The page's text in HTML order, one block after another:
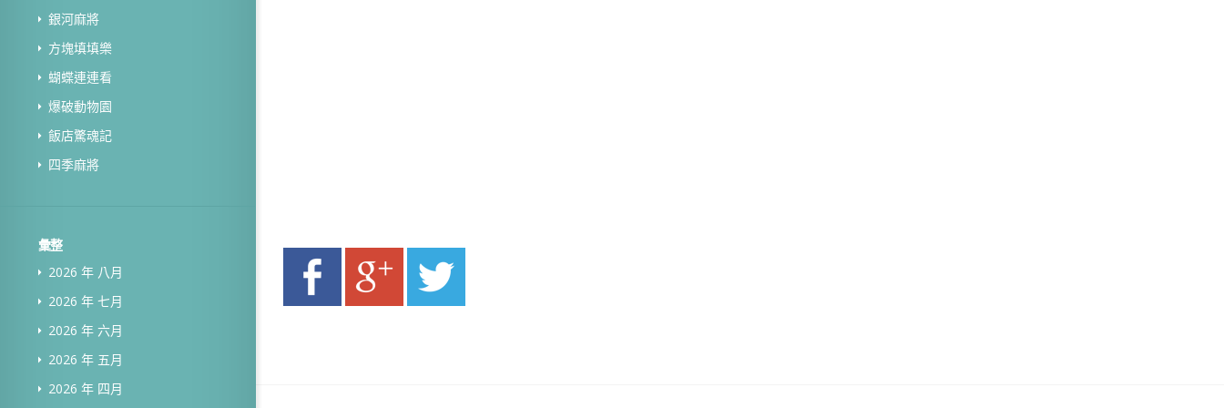
銀河麻將
方塊填填樂
蝴蝶連連看
爆破動物園
飯店驚魂記
四季麻將
彙整
2026 年 八月
2026 年 七月
2026 年 六月
2026 年 五月
2026 年 四月